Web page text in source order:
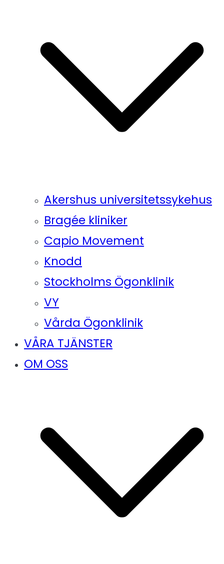
Akershus universitetssykehus
Bragée kliniker
Capio Movement
Knodd
Stockholms Ögonklinik
VY
Vårda Ögonklinik
VÅRA TJÄNSTER
OM OSS